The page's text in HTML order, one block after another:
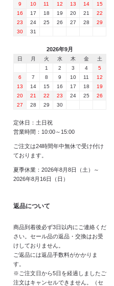
9
10 11 12 13 14
15
16
17 18 19 20 21
22
23
24 25 26 27 28
29
30
31
2026年9月
日 月 火 水 木 金
土
1
2 3 4
5
6
7 8 9 10 11
12
13
14 15 16 17 18
19
20
21 22 23 24 25
26
27
28 29 30
定休日：土日祝
営業時間：10:00～15:00
ご注文は24時間年中無休で受け付け
ております。
夏季休業：2026年8月8日（土）～
2026年8月16日（日）
返品について
商品到着後必ず3日以内にご連絡くだ
さい。セール品の返品・交換はお受
けしておりません。
ご返品には返品手数料がかかりま
す。
※ご注文日から5日を経過しましたご
注文はキャンセルできません。（セ